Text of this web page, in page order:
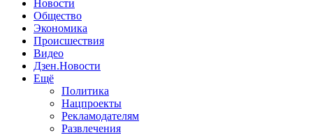
Новости
Общество
Экономика
Происшествия
Видео
Дзен.Новости
Ещё
Политика
Нацпроекты
Рекламодателям
Развлечения